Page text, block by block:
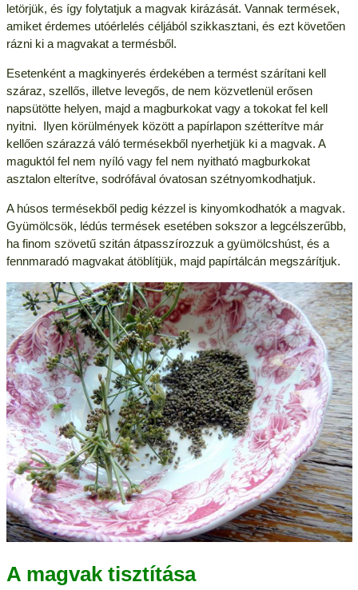
letörjük, és így folytatjuk a magvak kirázását. Vannak termések,
amiket érdemes utóérlelés céljából szikkasztani, és ezt követően
rázni ki a magvakat a termésből.
Esetenként a magkinyerés érdekében a termést szárítani kell
száraz, szellős, illetve levegős, de nem közvetlenül erősen
napsütötte helyen, majd a magburkokat vagy a tokokat fel kell
nyitni. Ilyen körülmények között a papírlapon szétterítve már
kellően szárazzá váló termésekből nyerhetjük ki a magvak. A
maguktól fel nem nyíló vagy fel nem nyitható magburkokat
asztalon elterítve, sodrófával óvatosan szétnyomkodhatjuk.
A húsos termésekből pedig kézzel is kinyomkodhatók a magvak.
Gyümölcsök, lédús termések esetében sokszor a legcélszerűbb,
ha finom szövetű szitán átpasszírozzuk a gyümölcshúst, és a
fennmaradó magvakat átöblítjük, majd papírtálcán megszárítjuk.
A magvak tisztítása